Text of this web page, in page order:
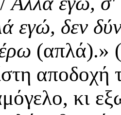
εγώ, δεν
(απλά).»
κι